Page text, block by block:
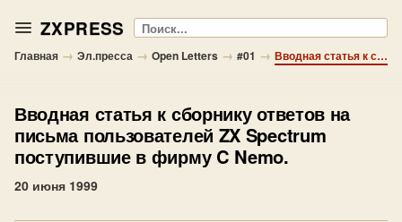
ZXPRESS Поиск
Главная → Эл.пресса → Open Letters → #01 → Вводная статья к сборнику ответов на письма пользователей ZX Spectrum поступившие в фирму C Nemo.
Вводная статья к сборнику ответов на
письма пользователей ZX Spectrum
поступившие в фирму C Nemo.
20 июня 1999